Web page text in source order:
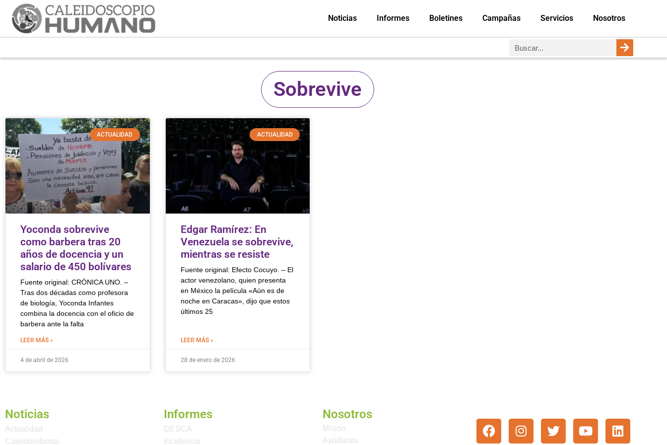
Noticias Informes Boletines Campañas Servicios Nosotros
Sobrevive
ACTUALIDAD
Yoconda sobrevive
como barbera tras 20
años de docencia y un
salario de 450 bolívares
Fuente original: CRÓNICA UNO. –
Tras dos décadas como profesora
de biología, Yoconda Infantes
combina la docencia con el oficio de
barbera ante la falta
LEER MÁS »
4 de abril de 2026
ACTUALIDAD
Edgar Ramírez: En
Venezuela se sobrevive,
mientras se resiste
Fuente original: Efecto Cocuyo. – El
actor venezolano, quien presenta
en México la película «Aún es de
noche en Caracas», dijo que estos
últimos 25
LEER MÁS »
28 de enero de 2026
Noticias
Actualidad
CaleidoInforma
Informes
DESCA
Incidencia
Nosotros
Misión
Ayúdanos